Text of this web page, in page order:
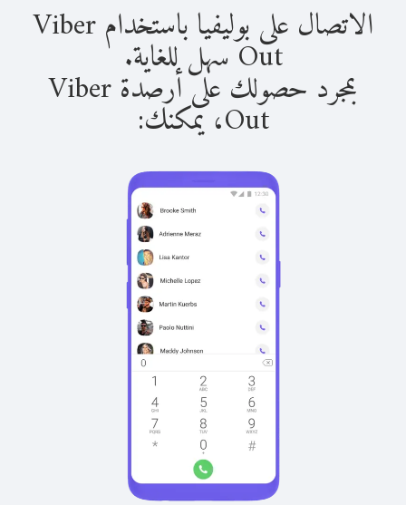
الاتصال على بوليفيا باستخدام Viber
Out سهل للغاية.
بمجرد حصولك على أرصدة Viber
Out، يمكنك: